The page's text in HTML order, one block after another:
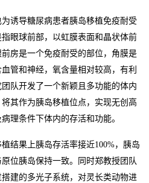
诱导糖尿病患者胰岛移植免疫耐受
眼球前部， 以虹膜表面和晶状体前
前房是一个免疫耐受的部位，角膜是
管和神经，氧含量相对较高，有利
队开发了一个新颖且多功能的体内
其作为胰岛移植位点，实现无创高
理条件下体内的存活和功能。
结果上胰岛存活率接近100%，胰岛
位胰岛保持一致。同时郑教授团队
搭建的多光子系统，对灵长类动物进